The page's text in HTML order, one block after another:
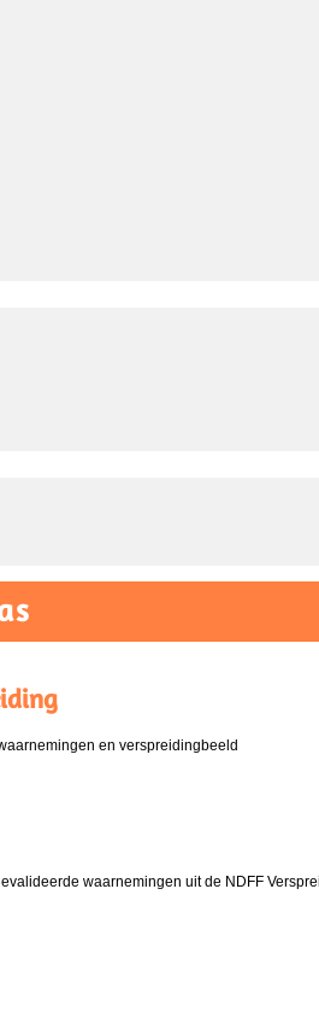
en verspreidingbeeld
waarnemingen uit de NDFF